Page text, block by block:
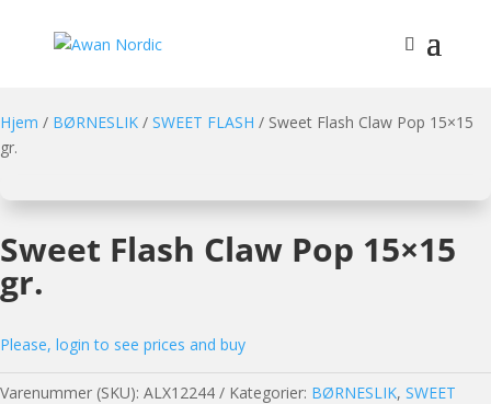
Hjem / BØRNESLIK / SWEET FLASH / Sweet Flash Claw Pop 15×15
gr.
Sweet Flash Claw Pop 15×15
gr.
Please, login to see prices and buy
Varenummer (SKU): ALX12244 Kategorier: BØRNESLIK, SWEET